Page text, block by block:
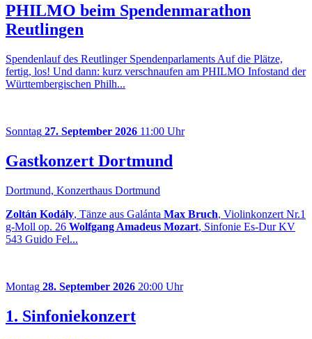
PHILMO beim Spendenmarathon
Reutlingen
Spendenlauf des Reutlinger Spendenparlaments Auf die Plätze,
fertig, los! Und dann: kurz verschnaufen am PHILMO Infostand der
Württembergischen Philh...
Sonntag 27. September 2026 11:00 Uhr
Gastkonzert Dortmund
Dortmund, Konzerthaus Dortmund
Zoltán Kodály, Tänze aus Galánta Max Bruch, Violinkonzert Nr.1
g-Moll op. 26 Wolfgang Amadeus Mozart, Sinfonie Es-Dur KV
543 Guido Fel...
Montag 28. September 2026 20:00 Uhr
1. Sinfoniekonzert